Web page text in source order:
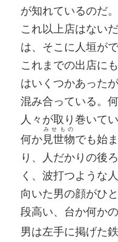
が知れているのだ。
これ以上店はない
は、そこに人垣が
これまでの出店に
はいくつかあった
混み合っている。
人々が取り巻いて
何か見世物
みせもの
でも始
り、人だかりの後
く、波打つような
向いた男の顔がひ
段高い、台か何か
男は左手に掲げた